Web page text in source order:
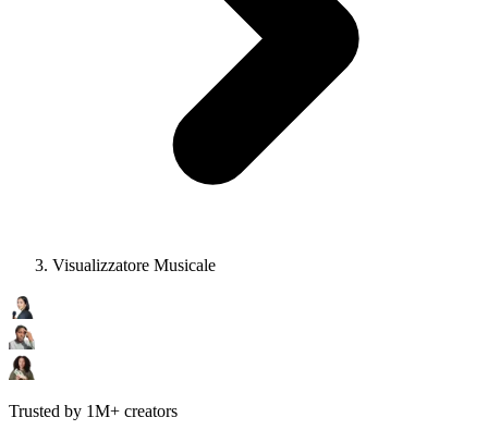
Visualizzatore Musicale
Trusted by 1M+ creators